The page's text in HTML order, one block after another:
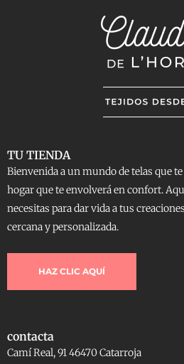
TU TIENDA
Bienvenida a un mundo de telas que
hogar que te envolverá en confort.
necesitas para dar vida a tus
cercana y personalizada.
HAZ CLIC AQUÍ
contacta
Camí Real, 91 46470 Catarroja